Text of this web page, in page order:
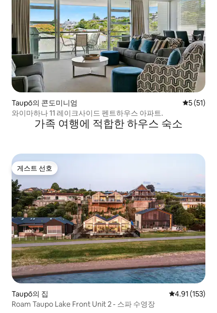
Taupō의 콘도미니엄 평점 5점
5 (51)
와이마하나 11 레이크사이드 펜트하우스 아파트.
가족 여행에 적합한 하우스 숙소
게스트 선호
게스트 선호
Taupō의 집 평점 4.91점(5
4.91 (153)
Roam Taupo Lake Front Unit 2 - 스파 수영장